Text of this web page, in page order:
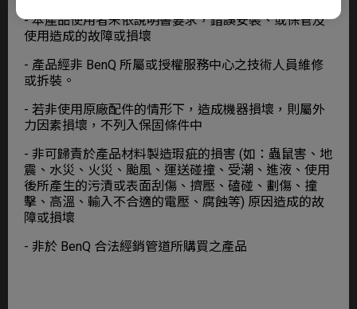
- 本產品使用者未依說明書要求，錯誤安裝、或保管及
使用造成的故障或損壞
- 產品經非 BenQ 所屬或授權服務中心之技術人員維修
或拆裝。
- 若非使用原廠配件的情形下，造成機器損壞，則屬外
力因素損壞，不列入保固條件中
- 非可歸責於產品材料製造瑕疵的損害 (如：蟲鼠害、地
震、水災、火災、颱風、運送碰撞、受潮、進液、使用
後所產生的污漬或表面刮傷、擠壓、磕碰、劃傷、撞
擊、高溫、輸入不合適的電壓、腐蝕等) 原因造成的故
障或損壞
- 非於 BenQ 合法經銷管道所購買之產品